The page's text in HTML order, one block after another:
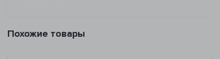
Похожие товары